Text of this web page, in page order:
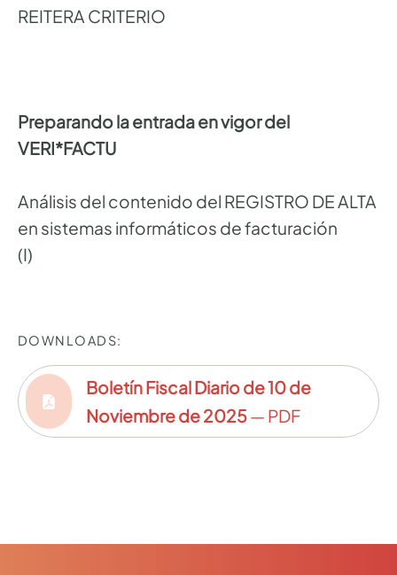
REITERA CRITERIO
Preparando la entrada en vigor del
VERI*FACTU
Análisis del contenido del REGISTRO DE ALTA
en sistemas informáticos de facturación
(I)
DOWNLOADS:
Boletín Fiscal Diario de 10 de
Noviembre de 2025— PDF